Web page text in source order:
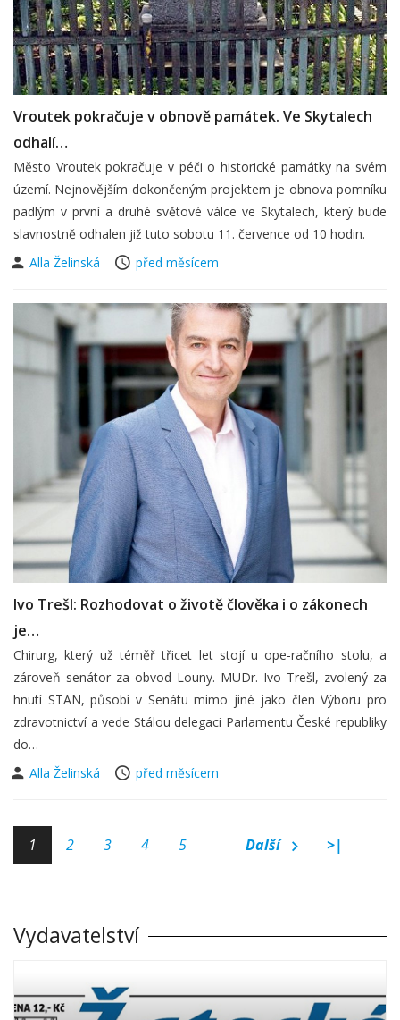
Vroutek pokračuje v obnově památek. Ve Skytalech
odhalí…
Město Vroutek pokračuje v péči o historické památky na svém
území. Nejnovějším dokončeným projektem je obnova pomníku
padlým v první a druhé světové válce ve Skytalech, který bude
slavnostně odhalen již tuto sobotu 11. července od 10 hodin.
Alla Želinská
před měsícem
Ivo Trešl: Rozhodovat o životě člověka i o zákonech
je…
Chirurg, který už téměř třicet let stojí u ope-račního stolu, a
zároveň senátor za obvod Louny. MUDr. Ivo Trešl, zvolený za
hnutí STAN, působí v Senátu mimo jiné jako člen Výboru pro
zdravotnictví a vede Stálou delegaci Parlamentu České republiky
do…
Alla Želinská
před měsícem
1 2 3 4 5 Další >|
Vydavatelství